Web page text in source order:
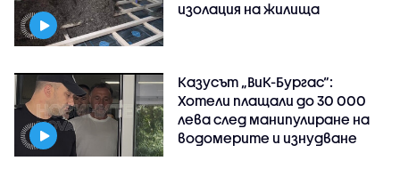
изолация на жилища
Казусът „ВиК-Бургас“:
Хотели плащали до 30 000
лева след манипулиране на
водомерите и изнудване